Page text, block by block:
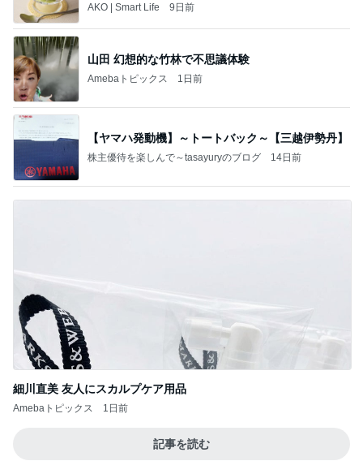
AKO | Smart Life 9日前
山田 幻想的な竹林で不思議体験
Amebaトピックス 1日前
【ヤマハ発動機】～トートバック～【三越伊勢丹】
株主優待を楽しんで～tasayuryのブログ 14日前
細川直美 友人にスカルプケア用品
Amebaトピックス 1日前
記事を読む